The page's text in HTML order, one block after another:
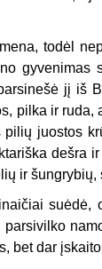
todėl
jį iš
pilka ir
juostos
dešra ir
ir
bet dar